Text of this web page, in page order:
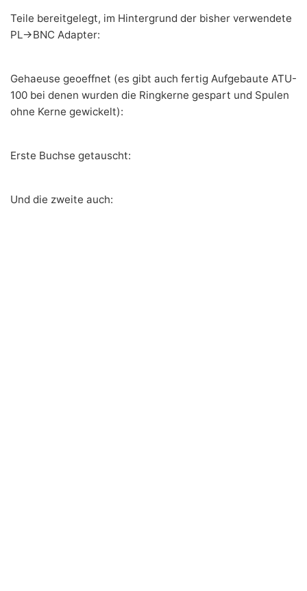
Teile bereitgelegt, im Hintergrund der bisher verwendete
PL->BNC Adapter:
Gehaeuse geoeffnet (es gibt auch fertig Aufgebaute ATU-
100 bei denen wurden die Ringkerne gespart und Spulen
ohne Kerne gewickelt):
Erste Buchse getauscht:
Und die zweite auch: